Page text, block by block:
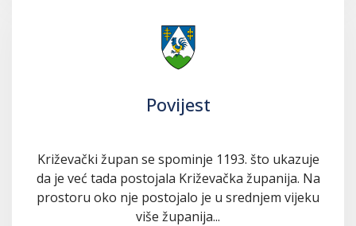
Povijest
Križevački župan se spominje 1193. što ukazuje
da je već tada postojala Križevačka županija. Na
prostoru oko nje postojalo je u srednjem vijeku
više županija...